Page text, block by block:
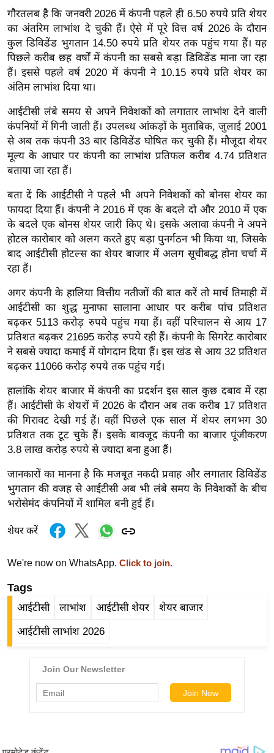
य
त
यं
ग
इं
या
सा
हि
त्य
ग
त
ऑ
टो
व
न्यू
ज
ब्री
फ
म
रं
ज
न
ज
त
बॉ
वु
हॉ
ड
फि
e
गौरतलब है कि जनवरी 2026 में कंपनी पहले ही 6.50 रुपये प्रति शेयर
का अंतरिम लाभांश दे चुकी हैं। ऐसे में पूरे वित्त वर्ष 2026 के दौरान
कुल डिविडेंड भुगतान 14.50 रुपये प्रति शेयर तक पहुंच गया हैं। यह
पिछले करीब छह वर्षों में कंपनी का सबसे बड़ा डिविडेंड माना जा रहा
हैं। इससे पहले वर्ष 2020 में कंपनी ने 10.15 रुपये प्रति शेयर का
अंतिम लाभांश दिया था।
आईटीसी लंबे समय से अपने निवेशकों को लगातार लाभांश देने वाली
कंपनियों में गिनी जाती हैं। उपलब्ध आंकड़ों के मुताबिक, जुलाई 2001
से अब तक कंपनी 33 बार डिविडेंड घोषित कर चुकी हैं। मौजूदा शेयर
मूल्य के आधार पर कंपनी का लाभांश प्रतिफल करीब 4.74 प्रतिशत
बताया जा रहा हैं।
बता दें कि आईटीसी ने पहले भी अपने निवेशकों को बोनस शेयर का
फायदा दिया हैं। कंपनी ने 2016 में एक के बदले दो और 2010 में एक
के बदले एक बोनस शेयर जारी किए थे। इसके अलावा कंपनी ने अपने
होटल कारोबार को अलग करते हुए बड़ा पुनर्गठन भी किया था, जिसके
बाद आईटीसी होटल्स का शेयर बाजार में अलग सूचीबद्ध होना चर्चा में
रहा हैं।
अगर कंपनी के हालिया वित्तीय नतीजों की बात करें तो मार्च तिमाही में
आईटीसी का शुद्ध मुनाफा सालाना आधार पर करीब पांच प्रतिशत
बढ़कर 5113 करोड़ रुपये पहुंच गया हैं। वहीं परिचालन से आय 17
प्रतिशत बढ़कर 21695 करोड़ रुपये रही हैं। कंपनी के सिगरेट कारोबार
ने सबसे ज्यादा कमाई में योगदान दिया हैं। इस खंड से आय 32 प्रतिशत
बढ़कर 11066 करोड़ रुपये तक पहुंच गई।
हालांकि शेयर बाजार में कंपनी का प्रदर्शन इस साल कुछ दबाव में रहा
हैं। आईटीसी के शेयरों में 2026 के दौरान अब तक करीब 17 प्रतिशत
की गिरावट देखी गई हैं। वहीं पिछले एक साल में शेयर लगभग 30
प्रतिशत तक टूट चुके हैं। इसके बावजूद कंपनी का बाजार पूंजीकरण
3.8 लाख करोड़ रुपये से ज्यादा बना हुआ हैं।
जानकारों का मानना है कि मजबूत नकदी प्रवाह और लगातार डिविडेंड
भुगतान की वजह से आईटीसी अब भी लंबे समय के निवेशकों के बीच
भरोसेमंद कंपनियों में शामिल बनी हुई हैं।
शेयर करें
We're now on WhatsApp. Click to join.
Tags
आईटीसी लाभांश आईटीसी शेयर शेयर बाजार
आईटीसी लाभांश 2026